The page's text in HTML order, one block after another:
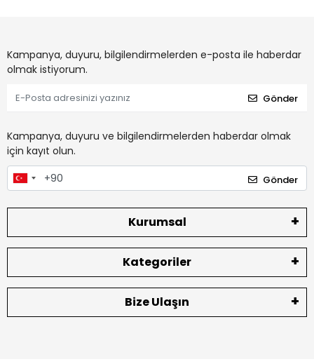
Kampanya, duyuru, bilgilendirmelerden e-posta ile haberdar
olmak istiyorum.
Gönder
Kampanya, duyuru ve bilgilendirmelerden haberdar olmak
için kayıt olun.
Gönder
Kurumsal
Kategoriler
Bize Ulaşın